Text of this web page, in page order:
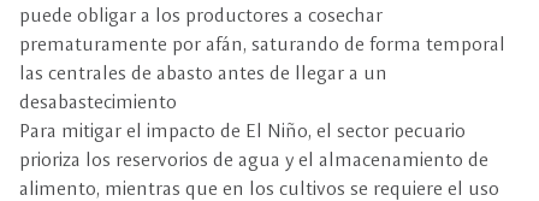
puede obligar a los productores a cosechar
prematuramente por afán, saturando de forma temporal
las centrales de abasto antes de llegar a un
desabastecimiento
Para mitigar el impacto de El Niño, el sector pecuario
prioriza los reservorios de agua y el almacenamiento de
alimento, mientras que en los cultivos se requiere el uso